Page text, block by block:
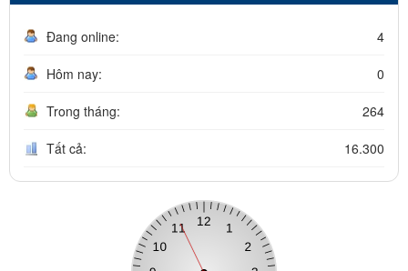
Đang online: 4
Hôm nay: 0
Trong tháng: 264
Tất cả: 16.300